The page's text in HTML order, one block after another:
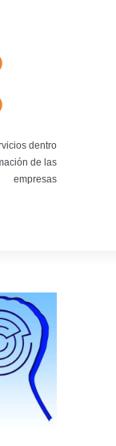
dentro
de las
empresas